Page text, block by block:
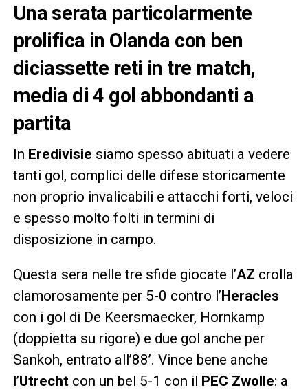
Una serata particolarmente
prolifica in Olanda con ben
diciassette reti in tre match,
media di 4 gol abbondanti a
partita
In Eredivisie siamo spesso abituati a vedere
tanti gol, complici delle difese storicamente
non proprio invalicabili e attacchi forti, veloci
e spesso molto folti in termini di
disposizione in campo.
Questa sera nelle tre sfide giocate l’AZ crolla
clamorosamente per 5-0 contro l’Heracles
con i gol di De Keersmaecker, Hornkamp
(doppietta su rigore) e due gol anche per
Sankoh, entrato all’88’. Vince bene anche
l’Utrechtcon un bel 5-1 con il PEC Zwolle: a